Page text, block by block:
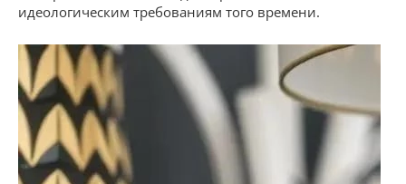
идеологическим требованиям того времени.